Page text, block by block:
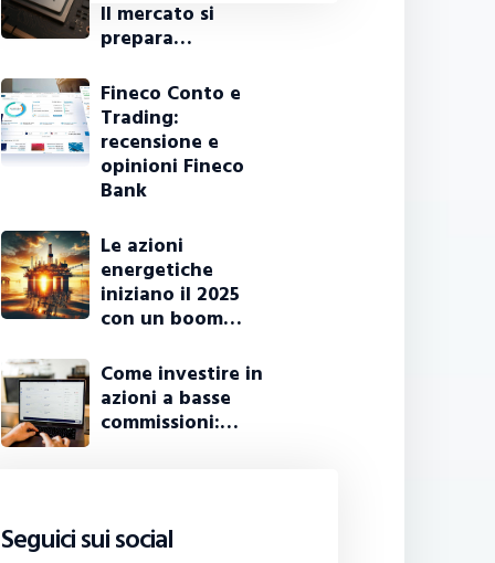
Il mercato si
prepara…
Fineco Conto e
Trading:
recensione e
opinioni Fineco
Bank
Le azioni
energetiche
iniziano il 2025
con un boom…
Come investire in
azioni a basse
commissioni:…
Seguici sui social